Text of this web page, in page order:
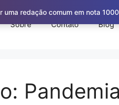
Sobre Contato Blog
redação comum em nota